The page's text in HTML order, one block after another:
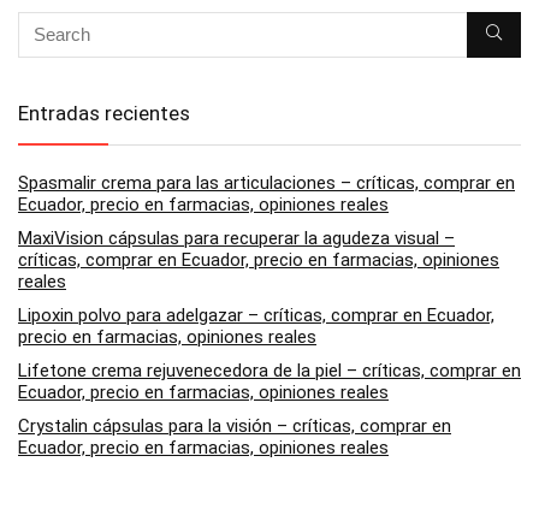
Entradas recientes
Spasmalir crema para las articulaciones – críticas, comprar en
Ecuador, precio en farmacias, opiniones reales
MaxiVision cápsulas para recuperar la agudeza visual –
críticas, comprar en Ecuador, precio en farmacias, opiniones
reales
Lipoxin polvo para adelgazar – críticas, comprar en Ecuador,
precio en farmacias, opiniones reales
Lifetone crema rejuvenecedora de la piel – críticas, comprar en
Ecuador, precio en farmacias, opiniones reales
Crystalin cápsulas para la visión – críticas, comprar en
Ecuador, precio en farmacias, opiniones reales